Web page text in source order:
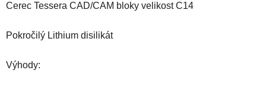
Cerec Tessera CAD/CAM bloky velikost C14
Pokročilý Lithium disilikát
Výhody: